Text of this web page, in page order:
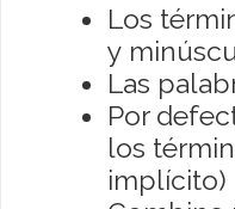
Los
y
Las
Por
los
implícito)